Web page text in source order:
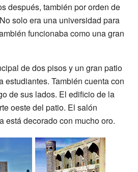
después, también por orden de
solo era una universidad para
funcionaba como una gran
de dos pisos y un gran patio
estudiantes. También cuenta con
de sus lados. El edificio de la
oeste del patio. El salón
está decorado con mucho oro.